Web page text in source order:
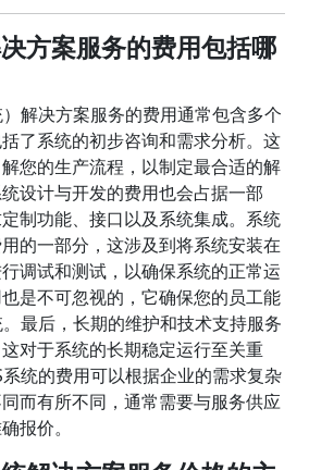
方案服务的费用包括哪
解决方案服务的费用通常包含多个
了系统的初步咨询和需求分析。这
您的生产流程，以制定最合适的解
设计与开发的费用也会占据一部
制功能、接口以及系统集成。系统
的一部分，这涉及到将系统安装在
调试和测试，以确保系统的正常运
是不可忽视的，它确保您的员工能
最后，长期的维护和技术支持服务
对于系统的长期稳定运行至关重
统的费用可以根据企业的需求复杂
而有所不同，通常需要与服务供应
报价。